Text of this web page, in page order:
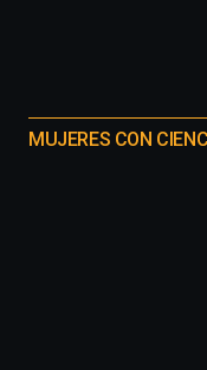
MUJERES CON